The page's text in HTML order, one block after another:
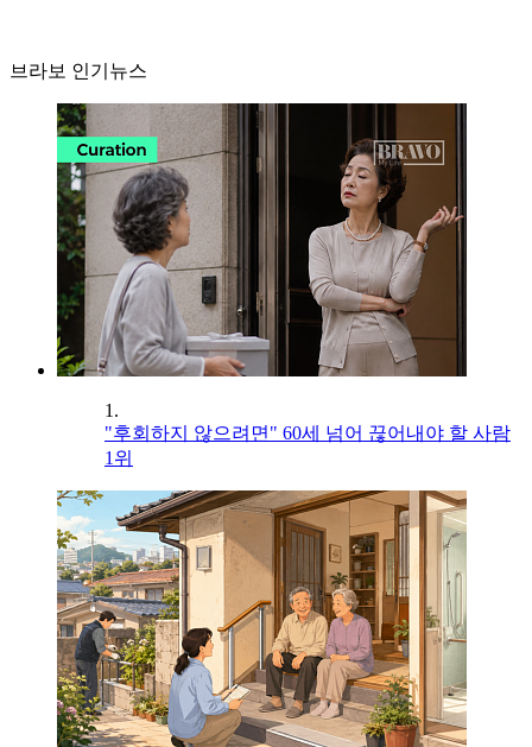
브라보 인기뉴스
1.
"후회하지 않으려면" 60세 넘어 끊어내야 할 사람
1위